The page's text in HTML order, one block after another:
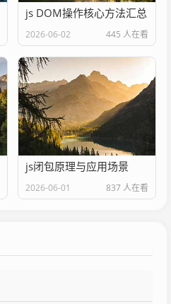
js DOM操作核心方法汇总
2026-06-02 445 人在看
js闭包原理与应用场景
2026-06-01 837 人在看